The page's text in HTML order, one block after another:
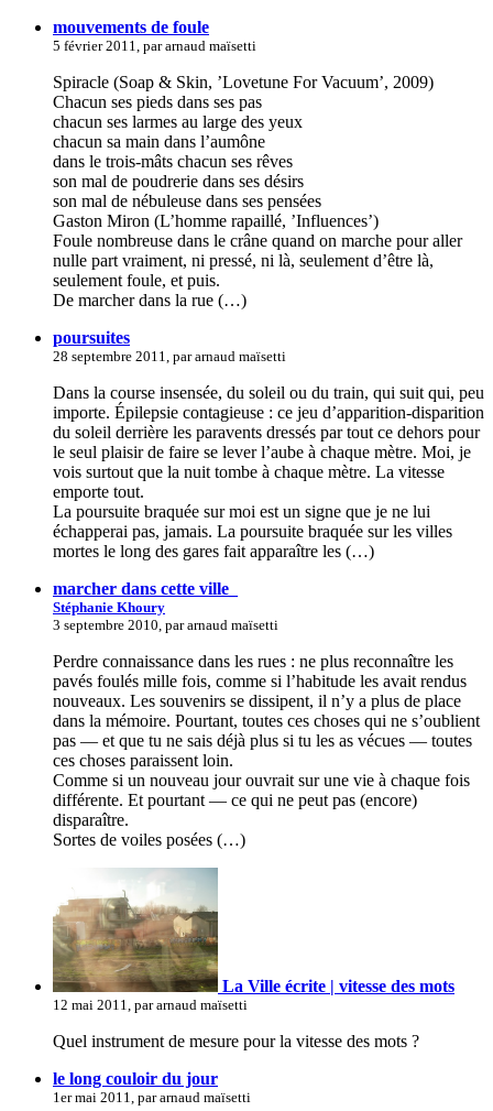
mouvements de foule
5 février 2011, par arnaud maïsetti
Spiracle (Soap & Skin, ’Lovetune For Vacuum’, 2009)
Chacun ses pieds dans ses pas
chacun ses larmes au large des yeux
chacun sa main dans l’aumône
dans le trois-mâts chacun ses rêves
son mal de poudrerie dans ses désirs
son mal de nébuleuse dans ses pensées
Gaston Miron (L’homme rapaillé, ’Influences’)
Foule nombreuse dans le crâne quand on marche pour aller
nulle part vraiment, ni pressé, ni là, seulement d’être là,
seulement foule, et puis.
De marcher dans la rue (…)
poursuites
28 septembre 2011, par arnaud maïsetti
Dans la course insensée, du soleil ou du train, qui suit qui, peu
importe. Épilepsie contagieuse : ce jeu d’apparition-disparition
du soleil derrière les paravents dressés par tout ce dehors pour
le seul plaisir de faire se lever l’aube à chaque mètre. Moi, je
vois surtout que la nuit tombe à chaque mètre. La vitesse
emporte tout.
La poursuite braquée sur moi est un signe que je ne lui
échapperai pas, jamais. La poursuite braquée sur les villes
mortes le long des gares fait apparaître les (…)
marcher dans cette ville_
Stéphanie Khoury
3 septembre 2010, par arnaud maïsetti
Perdre connaissance dans les rues : ne plus reconnaître les
pavés foulés mille fois, comme si l’habitude les avait rendus
nouveaux. Les souvenirs se dissipent, il n’y a plus de place
dans la mémoire. Pourtant, toutes ces choses qui ne s’oublient
pas — et que tu ne sais déjà plus si tu les as vécues — toutes
ces choses paraissent loin.
Comme si un nouveau jour ouvrait sur une vie à chaque fois
différente. Et pourtant — ce qui ne peut pas (encore)
disparaître.
Sortes de voiles posées (…)
La Ville écrite | vitesse des mots
12 mai 2011, par arnaud maïsetti
Quel instrument de mesure pour la vitesse des mots ?
le long couloir du jour
1er mai 2011, par arnaud maïsetti